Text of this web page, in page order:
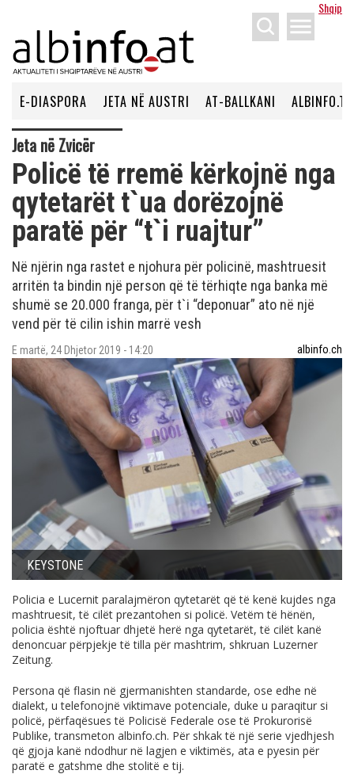
Shqip
menu
E-DIASPORA JETA NË AUSTRI AT-BALLKANI ALBINFO.TV
Jeta në Zvicër
Policë të rremë kërkojnë nga
qytetarët t`ua dorëzojnë
paratë për “t`i ruajtur”
Në njërin nga rastet e njohura për policinë, mashtruesit
arritën ta bindin një person që të tërhiqte nga banka më
shumë se 20.000 franga, për t`i “deponuar” ato në një
vend për të cilin ishin marrë vesh
E martë, 24 Dhjetor 2019 - 14:20 albinfo.ch
KEYSTONE
Policia e Lucernit paralajmëron qytetarët që të kenë kujdes nga
mashtruesit, të cilët prezantohen si policë. Vetëm të hënën,
policia është njoftuar dhjetë herë nga qytetarët, të cilët kanë
denoncuar përpjekje të tilla për mashtrim, shkruan Luzerner
Zeitung.
Persona që flasin në gjermanishten standarde, ose edhe në
dialekt, u telefonojnë viktimave potenciale, duke u paraqitur si
policë, përfaqësues të Policisë Federale ose të Prokurorisë
Publike, transmeton albinfo.ch. Për shkak të një serie vjedhjesh
që gjoja kanë ndodhur në lagjen e viktimës, ata e pyesin për
paratë e gatshme dhe stolitë e tij.